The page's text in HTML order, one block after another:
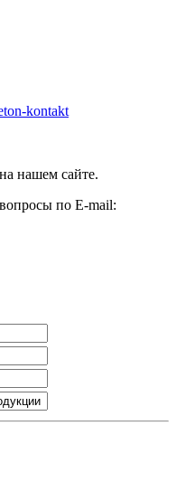
kontakt
нашем сайте.
по E-mail: